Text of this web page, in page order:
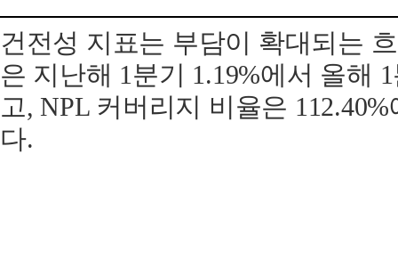
건전성 지표는 부담이 확대되는
은 지난해 1분기 1.19%에서 올해
고, NPL 커버리지 비율은
다.